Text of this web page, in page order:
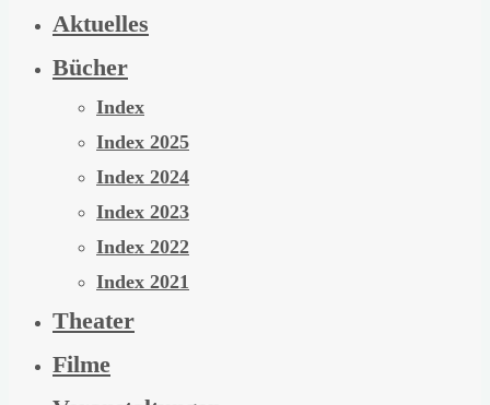
nach:
Aktuelles
Bücher
Index
Index 2025
Index 2024
Index 2023
Index 2022
Index 2021
Theater
Filme